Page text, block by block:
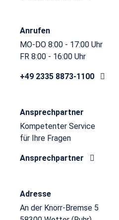
Anrufen
MO-DO 8:00 - 17:00 Uhr
FR 8:00 - 16:00 Uhr
+49 2335 8873-1100
Ansprechpartner
Kompetenter Service
für Ihre Fragen
Ansprechpartner
Adresse
An der Knorr-Bremse 5